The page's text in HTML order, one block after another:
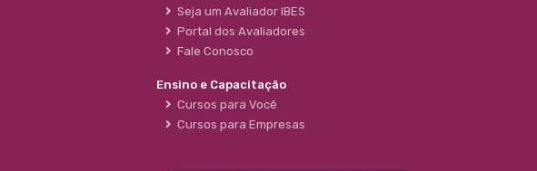
Seja um Avaliador IBES
Portal dos Avaliadores
Fale Conosco
Ensino e Capacitação
Cursos para Você
Cursos para Empresas